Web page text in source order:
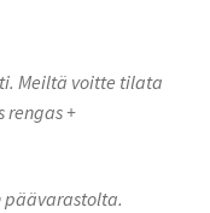
Meiltä voitte tilata
rengas +
päävarastolta.